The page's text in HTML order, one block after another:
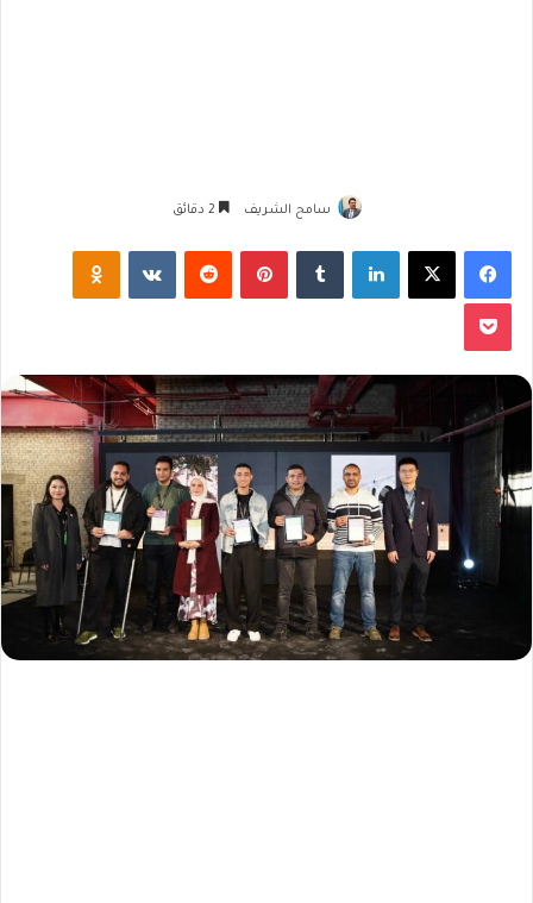
سامح الشريف
فيسبوك لينكدإن بينتيريست